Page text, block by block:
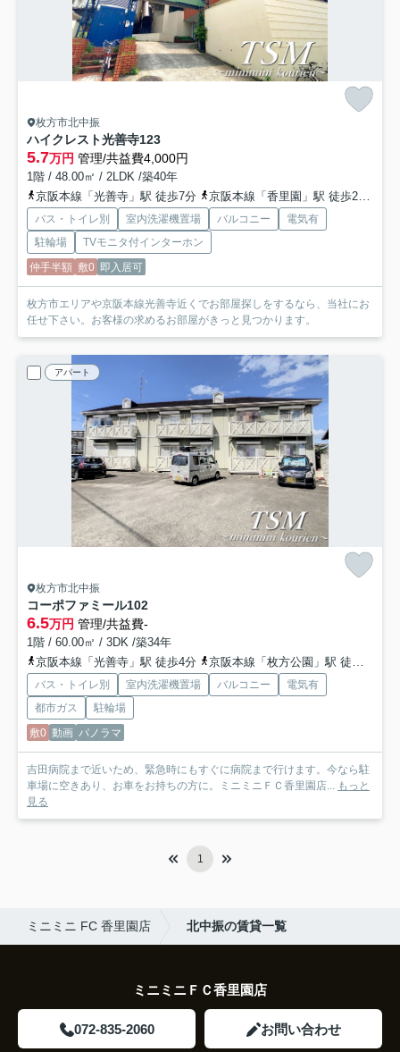
枚方市北中振
ハイクレスト光善寺123
5.7万円 管理/共益費4,000円
1階 / 48.00㎡ / 2LDK /築40年
京阪本線「光善寺」駅 徒歩7分
京阪本線「香里園」駅 徒歩23分
バス・トイレ別 室内洗濯機置場 バルコニー
電気有
駐輪場
TVモニタ付インターホン
仲手半額 敷0 即入居可
枚方市エリアや京阪本線光善寺近くでお部屋探しをするなら、当社にお
任せ下さい。お客様の求めるお部屋がきっと見つかります。
アパート
枚方市北中振
コーポファミール102
6.5万円 管理/共益費-
1階 / 60.00㎡ / 3DK /築34年
京阪本線「光善寺」駅 徒歩4分
京阪本線「枚方公園」駅 徒歩21分
バス・トイレ別 室内洗濯機置場 バルコニー
電気有
都市ガス
駐輪場
敷0 動画 パノラマ
吉田病院まで近いため、緊急時にもすぐに病院まで行けます。今なら駐
車場に空きあり、お車をお持ちの方に。ミニミニＦＣ香里園店... もっと
見る
1
ミニミニ FC 香里園店 北中振の賃貸一覧
ミニミニＦＣ香里園店
072-835-2060 お問い合わせ